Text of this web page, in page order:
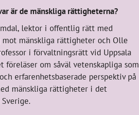
är de mänskliga rättigheterna?
lektor i offentlig rätt med
mänskliga rättigheter och Olle
i förvaltningsrätt vid Uppsala
föreläser om såväl vetenskapliga som
erfarenhetsbaserade perspektiv på
mänskliga rättigheter i det